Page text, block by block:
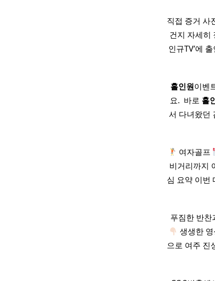
직접 증거 사
건지 자세히
인규TV’에
홀인원이벤
요. ​ 바로 홀
서 다녀왔던
여자골프
비거리까지
심 요약 이번
푸짐한 반찬
생생한
으로 여주 진